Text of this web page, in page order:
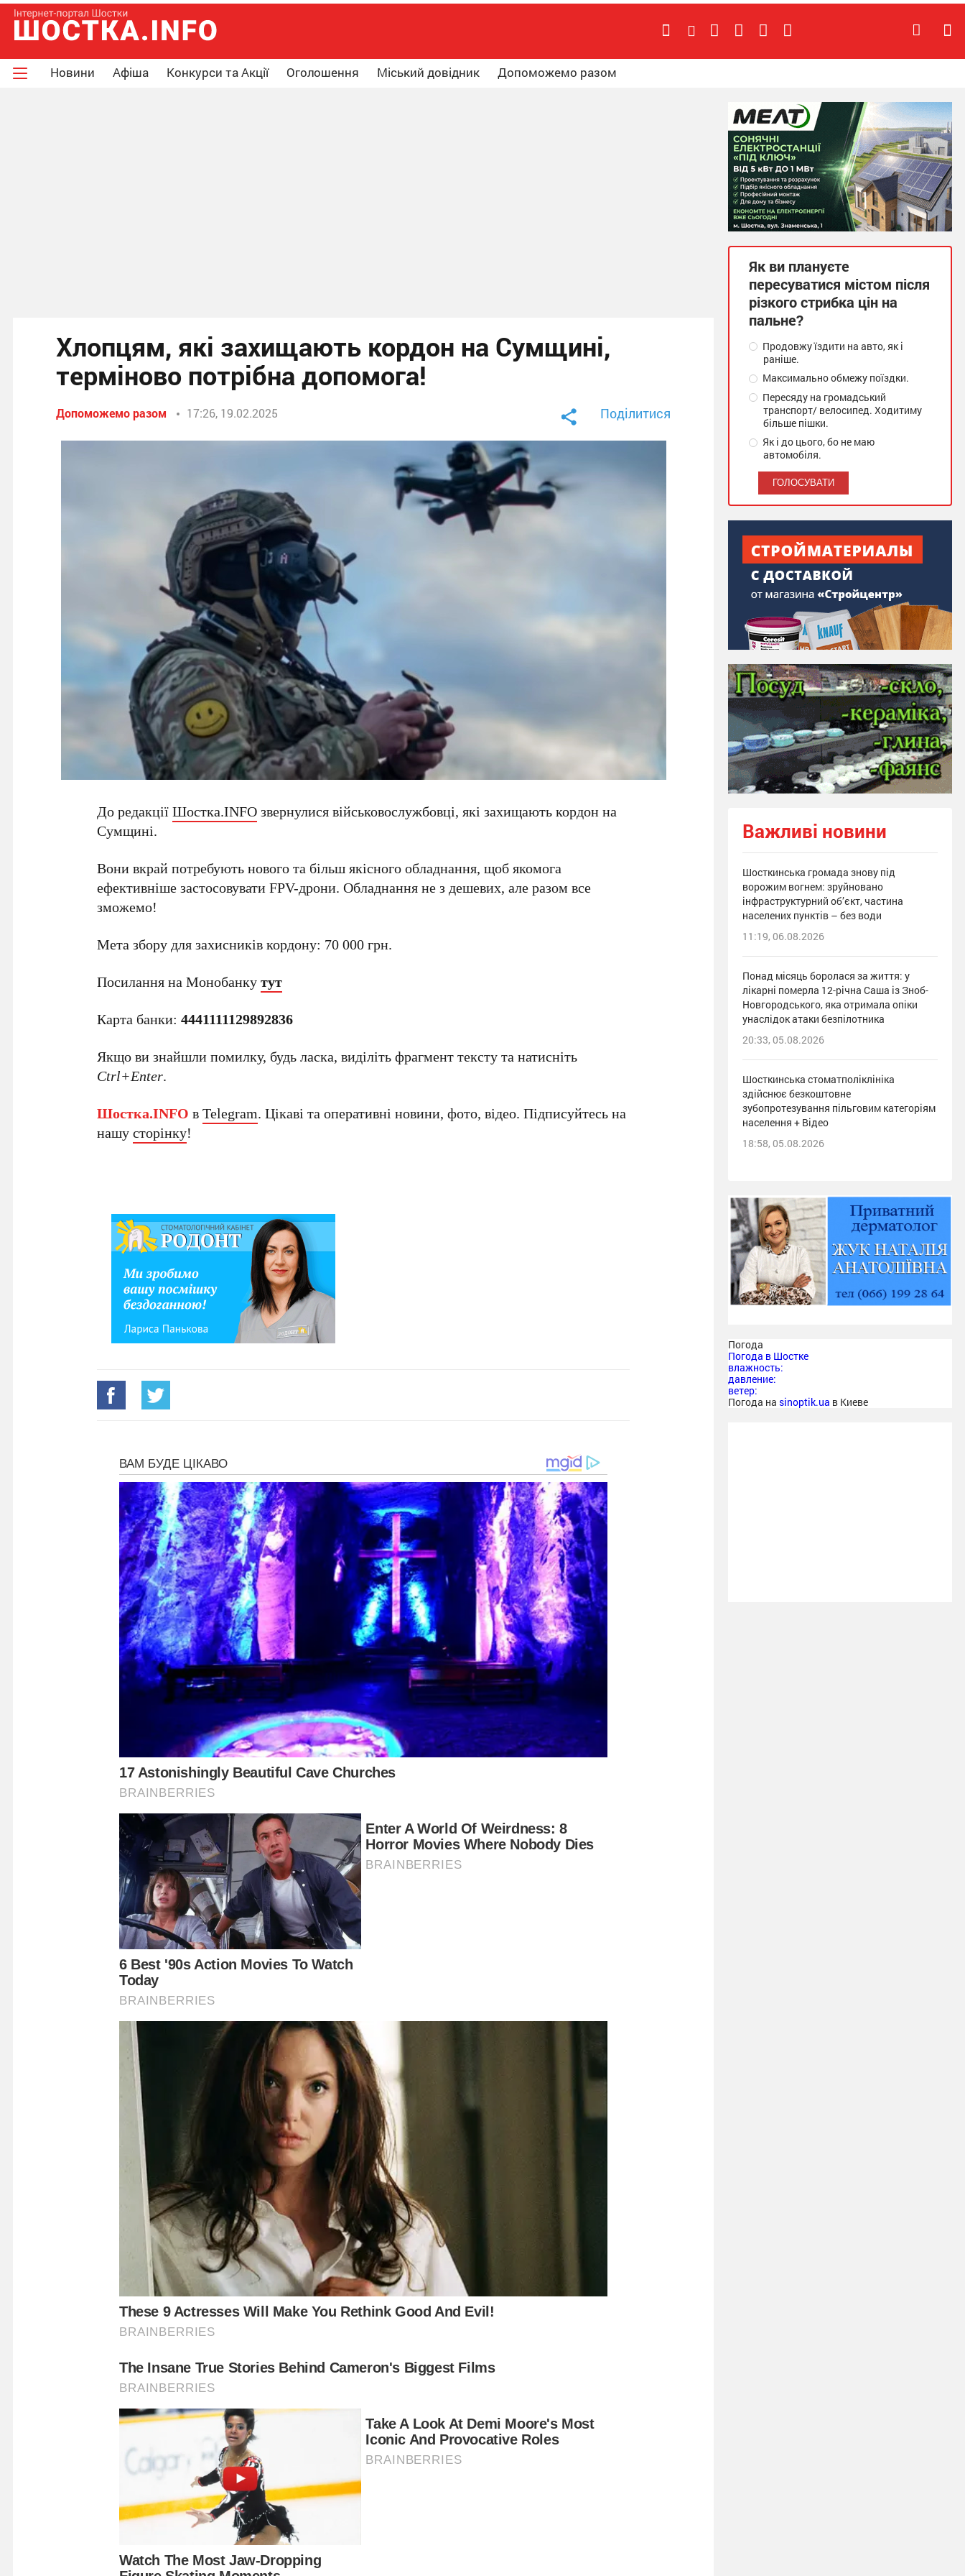
Новини Афіша Конкурси та Акції Оголошення Міський довідник Допоможемо разом
Хлопцям, які захищають кордон на Сумщині,
терміново потрібна допомога!
Допоможемо разом 17:26, 19.02.2025 Поділитися
До редакціїШостка.INFOзвернулися військовослужбовці, які захищають кордон на
Сумщині.
Вони вкрай потребують нового та більш якісного обладнання, щоб якомога
ефективніше застосовувати FPV-дрони. Обладнання не з дешевих, але разом все
зможемо!
Мета збору для захисників кордону: 70 000 грн.
Посилання на Монобанкутут
Карта банки:4441111129892836
Якщо ви знайшли помилку, будь ласка, виділіть фрагмент тексту та натисніть
Ctrl+Enter.
Шостка.INFO вTelegram. Цікаві та оперативні новини, фото, відео. Підписуйтесь на
нашусторінку!
Як ви плануєте
пересуватися містом після
різкого стрибка цін на
пальне?
Продовжу їздити на авто, як і
раніше.
Максимально обмежу поїздки.
Пересяду на громадський
транспорт/ велосипед. Ходитиму
більше пішки.
Як і до цього, бо не маю
автомобіля.
Важливі новини
Шосткинська громада знову під
ворожим вогнем: зруйновано
інфраструктурний об’єкт, частина
населених пунктів – без води
11:19, 06.08.2026
Понад місяць боролася за життя: у
лікарні померла 12-річна Саша із Зноб-
Новгородського, яка отримала опіки
унаслідок атаки безпілотника
20:33, 05.08.2026
Шосткинська стоматполіклініка
здійснює безкоштовне
зубопротезування пільговим категоріям
населення + Відео
18:58, 05.08.2026
Погода
Погода в Шостке
влажность:
давление:
ветер:
Погода на sinoptik.ua в Киеве